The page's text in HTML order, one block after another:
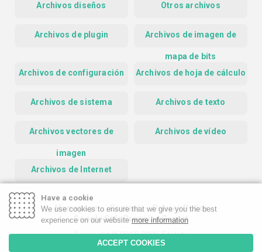
Archivos diseños Otros archivos
Archivos de plugin Archivos de imagen de
mapa de bits
Archivos de configuración
Archivos de hoja de cálculo
Archivos de sistema Archivos de texto
Archivos vectores de
imagen
Archivos de vídeo
Archivos de Internet
Homepage Contact
Privacy Policy
Google Safe Browsing Report
Copyright © 2019-2026 FileInfo
Have a cookie
We use cookies to ensure that we give you the best
experience on our website more information
ACCEPT COOKIES